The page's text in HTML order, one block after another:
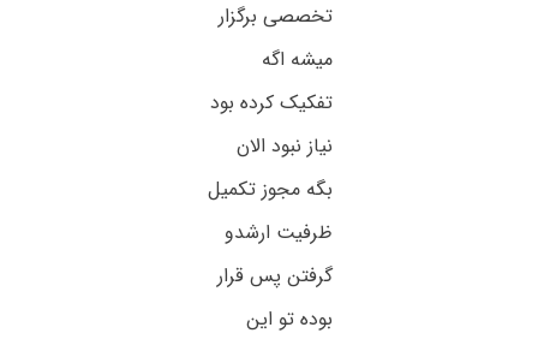
تخصصی برگزار
میشه اگه
تفکیک کرده بود
نیاز نبود الان
بگه مجوز تکمیل
ظرفیت ارشدو
گرفتن پس قرار
بوده تو این